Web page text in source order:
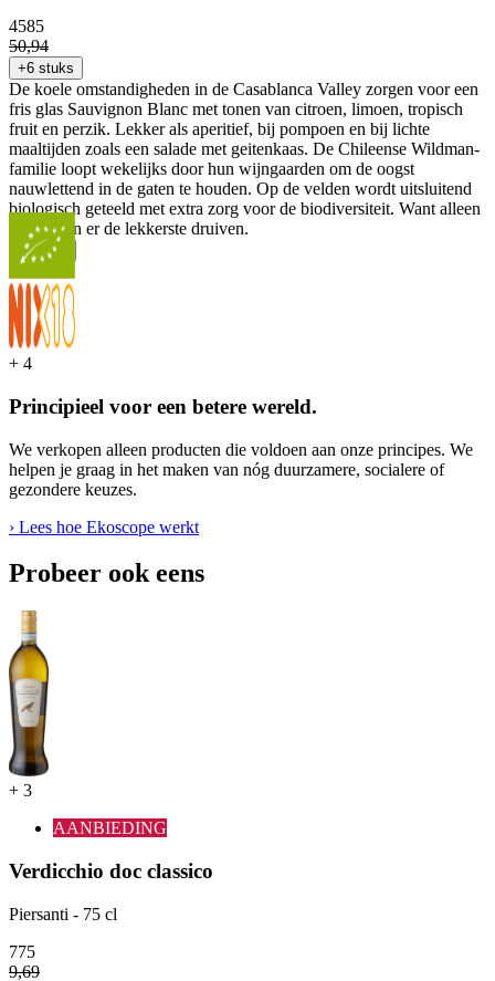
4585
50,94
+6 stuks
De koele omstandigheden in de Casablanca Valley zorgen voor een
fris glas Sauvignon Blanc met tonen van citroen, limoen, tropisch
fruit en perzik. Lekker als aperitief, bij pompoen en bij lichte
maaltijden zoals een salade met geitenkaas. De Chileense Wildman-
familie loopt wekelijks door hun wijngaarden om de oogst
nauwlettend in de gaten te houden. Op de velden wordt uitsluitend
biologisch geteeld met extra zorg voor de biodiversiteit. Want alleen
zo groeien er de lekkerste druiven.
... Meer
+ 4
Principieel voor een betere wereld.
We verkopen alleen producten die voldoen aan onze principes. We
helpen je graag in het maken van nóg duurzamere, socialere of
gezondere keuzes.
› Lees hoe Ekoscope werkt
Probeer ook eens
+ 3
AANBIEDING
Verdicchio doc classico
Piersanti - 75 cl
775
9,69